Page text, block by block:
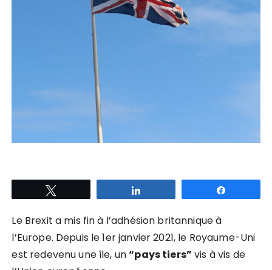
Le Brexit a mis fin à l’adhésion britannique à
l’Europe. Depuis le 1er janvier 2021, le Royaume-Uni
est redevenu une île, un“pays tiers” vis à vis de